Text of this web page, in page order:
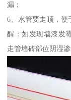
漏；
6、水管要走顶，便
醒：如发现墙漆发
走管墙砖部位阴湿